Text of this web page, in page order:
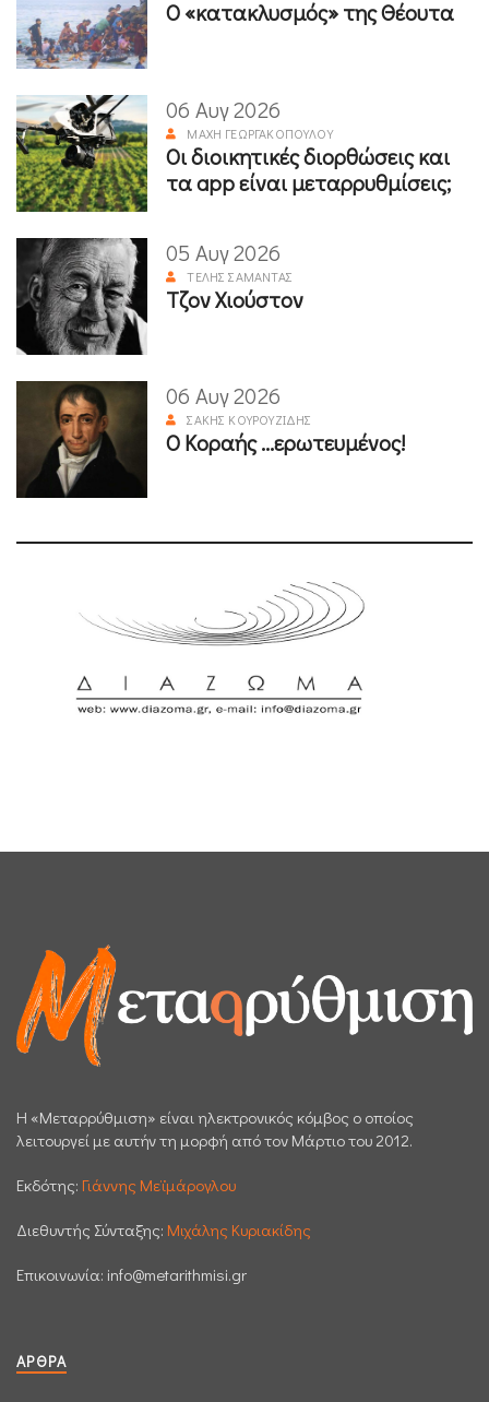
Ο «κατακλυσμός» της Θέουτα
06 Αυγ 2026
ΜΆΧΗ ΓΕΩΡΓΑΚΟΠΟΎΛΟΥ
Οι διοικητικές διορθώσεις και
τα app είναι μεταρρυθμίσεις;
05 Αυγ 2026
ΤΈΛΗΣ ΣΑΜΑΝΤΆΣ
Τζον Χιούστον
06 Αυγ 2026
ΣΆΚΗΣ ΚΟΥΡΟΥΖΊΔΗΣ
Ο Κοραής ...ερωτευμένος!
H «Μεταρρύθμιση» είναι ηλεκτρονικός κόμβος ο οποίος
λειτουργεί με αυτήν τη μορφή από τον Μάρτιο του 2012.
Εκδότης: Γιάννης Μεϊμάρογλου
Διεθυντής Σύνταξης: Μιχάλης Κυριακίδης
Επικοινωνία: info@metarithmisi.gr
ΆΡΘΡΑ